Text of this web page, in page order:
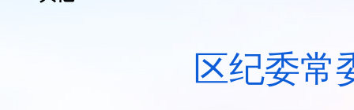
区纪委常